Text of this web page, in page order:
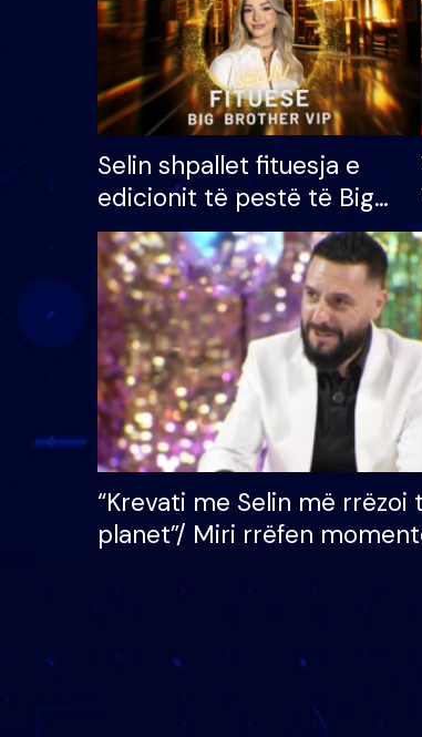
Selin shpallet fituesja e
edicionit të pestë të Big
Brother VIP, rrëmben
çmimin e madh prej 100
mijë eurosh
“Krevati me Selin më rrëzoi
planet”/ Miri rrëfen
mungojë zilja e mëngjesit